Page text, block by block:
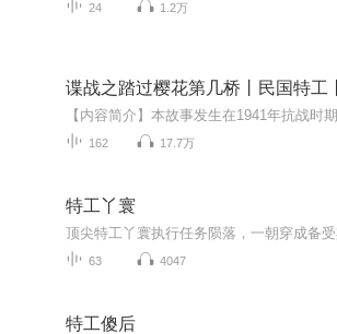
24 1.2万
谍战之踏过樱花第几桥丨民国特工
162 17.7万
特工丫寰
63 4047
特工傻后